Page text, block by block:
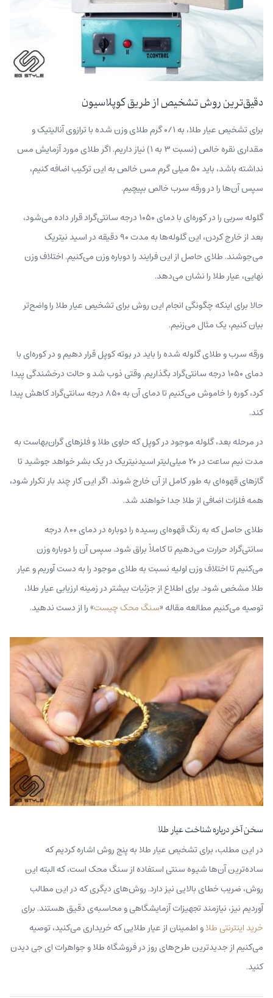
دقیق‌ترین روش تشخیص از طریق کوپلاسیون
برای تشخیص عیار طلا، به ۰/۱ گرم طلای وزن شده با ترازوی آنالیتیک و
مقداری نقره خالص (نسبت ۳ به ۱) نیاز داریم. اگر طلای مورد آزمایش مس
نداشته باشد، باید ۵۰ میلی گرم مس خالص به این ترکیب اضافه کنیم،
سپس آن‌ها را در ورقه سرب خالص بپیچیم.
گلوله‌ سربی را در کوره‌ای با دمای ۱۰۵۰ درجه سانتی‌گراد قرار داده می‌شود،
بعد از خارج کردن، این گلوله‌ها به مدت ۹۰ دقیقه در اسید نیتریک
می‌جوشند. طلای حاصل از این فرایند را دوباره وزن می‌کنیم. اختلاف وزن
نهایی، عیار طلا را نشان می‌دهد.
حالا برای اینکه چگونگی انجام این روش برای تشخیص عیار طلا را واضح‌تر
بیان کنیم، یک مثال می‌زنیم.
ورقه‌ سرب و طلای گلوله شده را باید در بوته کوپل قرار دهیم و در کوره‌ای با
دمای ۱۰۵۰ درجه سانتی‌گراد بگذاریم. وقتی ذوب شد و حالت درخشندگی پیدا
کرد، کوره را خاموش می‌کنیم تا دمای آن به ۸۵۰ درجه سانتی‌گراد کاهش پیدا
کند.
در مرحله بعد، گلوله موجود در کوپل که حاوی طلا و فلزهای گران‌بهاست به
مدت نیم ساعت در ۲۰ میلی‌لیتر اسید‌نیتریک در یک بشر خواهد جوشید تا
گازهای قهوه‌ای به طور کامل از آن خارج شوند. اگر این کار چند بار تکرار شود،
همه فلزات اضافی از طلا جدا خواهند شد.
طلای حاصل که به رنگ قهوه‌ای رسیده را دوباره در دمای ۸۰۰ درجه
سانتی‌گراد حرارت می‌دهیم تا کاملاً براق شود. سپس آن را دوباره وزن
می‌کنیم تا اختلاف وزن اولیه نسبت به طلای موجود را به دست آوریم و عیار
طلا مشخص شود. برای اطلاع از جزئیات بیشتر در زمینه ارزیابی عیار طلا،
توصیه می‌کنیم مطالعه مقاله «سنگ محک چیست» را از دست ندهید.
سخن آخر درباره شناخت عیار طلا
در این مطلب، برای تشخیص عیار طلا به پنج روش اشاره کردیم که
ساده‌ترین آن‌ها شیوه سنتی‌ استفاده از سنگ محک است، که البته این
روش، ضریب خطای بالایی نیز دارد. روش‌های دیگری که در این مطالب
آوردیم نیز، نیازمند تجهیزات آزمایشگاهی و محاسبه‌ی دقیق هستند. برای
خرید اینترنتی طلاو اطمینان از عیار طلایی که خریداری می‌کنید، توصیه
می‌کنیم از جدید‌ترین طرح‌های روز در فروشگاه طلا و جواهرات ای جی دیدن
کنید.